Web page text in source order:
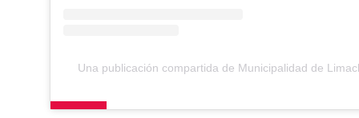
Una publicación compartida de Municipalidad de